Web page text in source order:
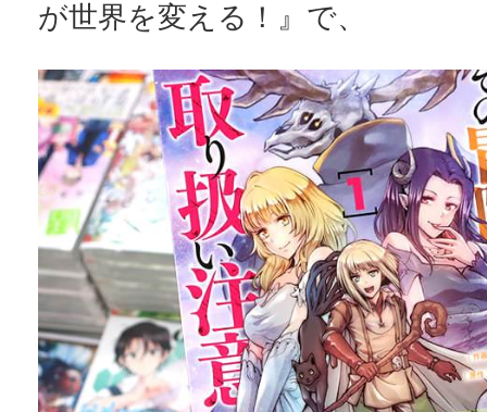
が世界を変える！』で、